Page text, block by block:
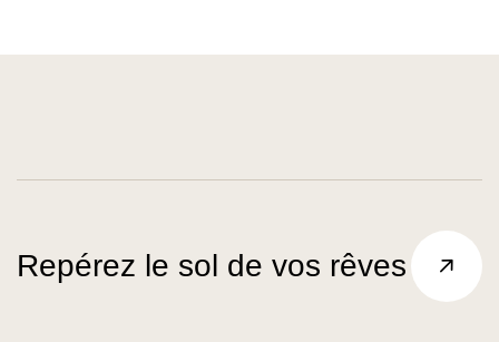
Repérez le sol de vos rêves